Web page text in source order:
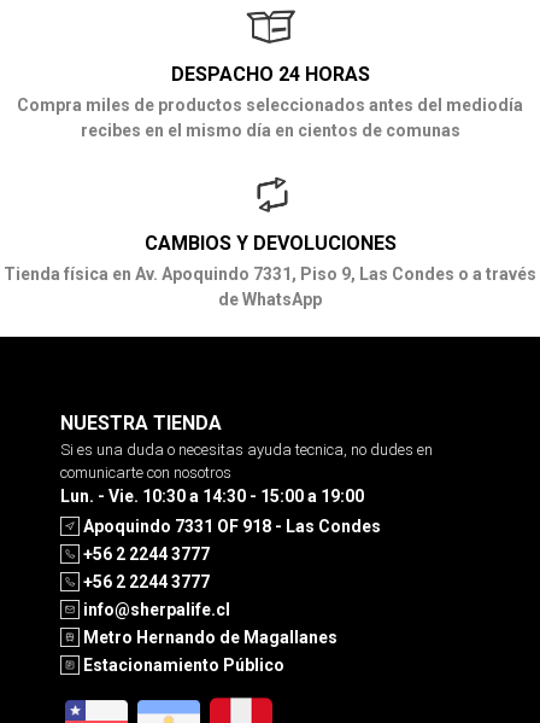
DESPACHO 24 HORAS
Compra miles de productos seleccionados antes del mediodía
recibes en el mismo día en cientos de comunas
CAMBIOS Y DEVOLUCIONES
Tienda física en Av. Apoquindo 7331, Piso 9, Las Condes o a través
de WhatsApp
NUESTRA TIENDA
Si es una duda o necesitas ayuda tecnica, no dudes en
comunicarte con nosotros
Lun. - Vie. 10:30 a 14:30 - 15:00 a 19:00
Apoquindo 7331 OF 918 - Las Condes
+56 2 2244 3777
+56 2 2244 3777
info@sherpalife.cl
Metro Hernando de Magallanes
Estacionamiento Público